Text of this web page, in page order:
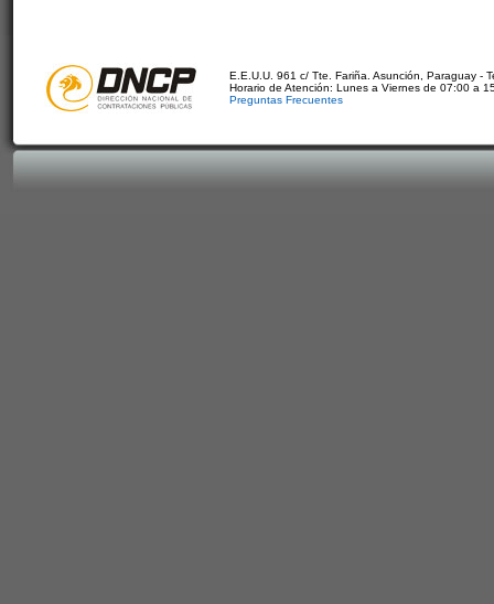
E.E.U.U. 961 c/ Tte. Fariña. Asunción, Paraguay -
Horario de Atención: Lunes a Viernes de 07:00 a
Preguntas Frecuentes